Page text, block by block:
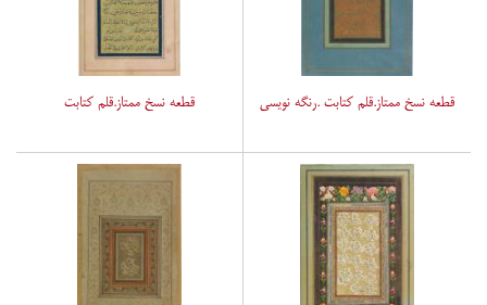
قطعه نسخ ممتاز.قلم کتابت .رنگه نویسی قطعه نسخ ممتاز.قلم کتابت